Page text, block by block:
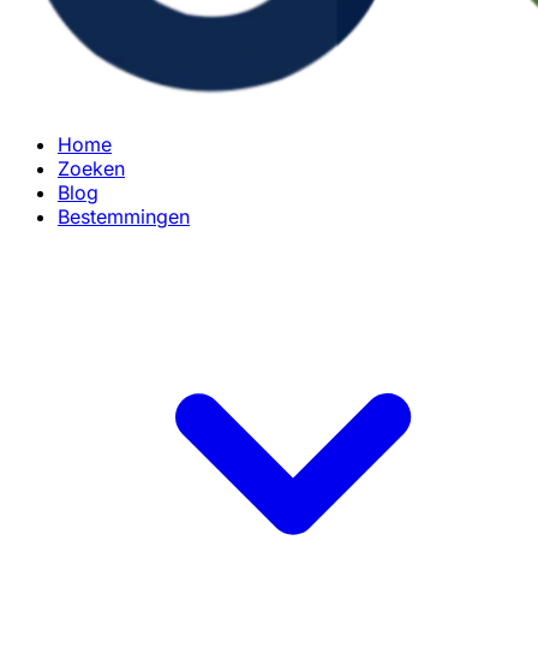
Home
Zoeken
Blog
Bestemmingen